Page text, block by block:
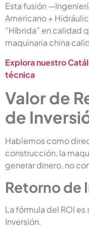
Esta fusión
Americano +
“Híbrida” en calidad
maquinaria china
Explora nuestro
técnica
Valor de
de
Hablemos como
construcción, la
generar dinero, no
Retorno de
La fórmula del ROI
Inversión.